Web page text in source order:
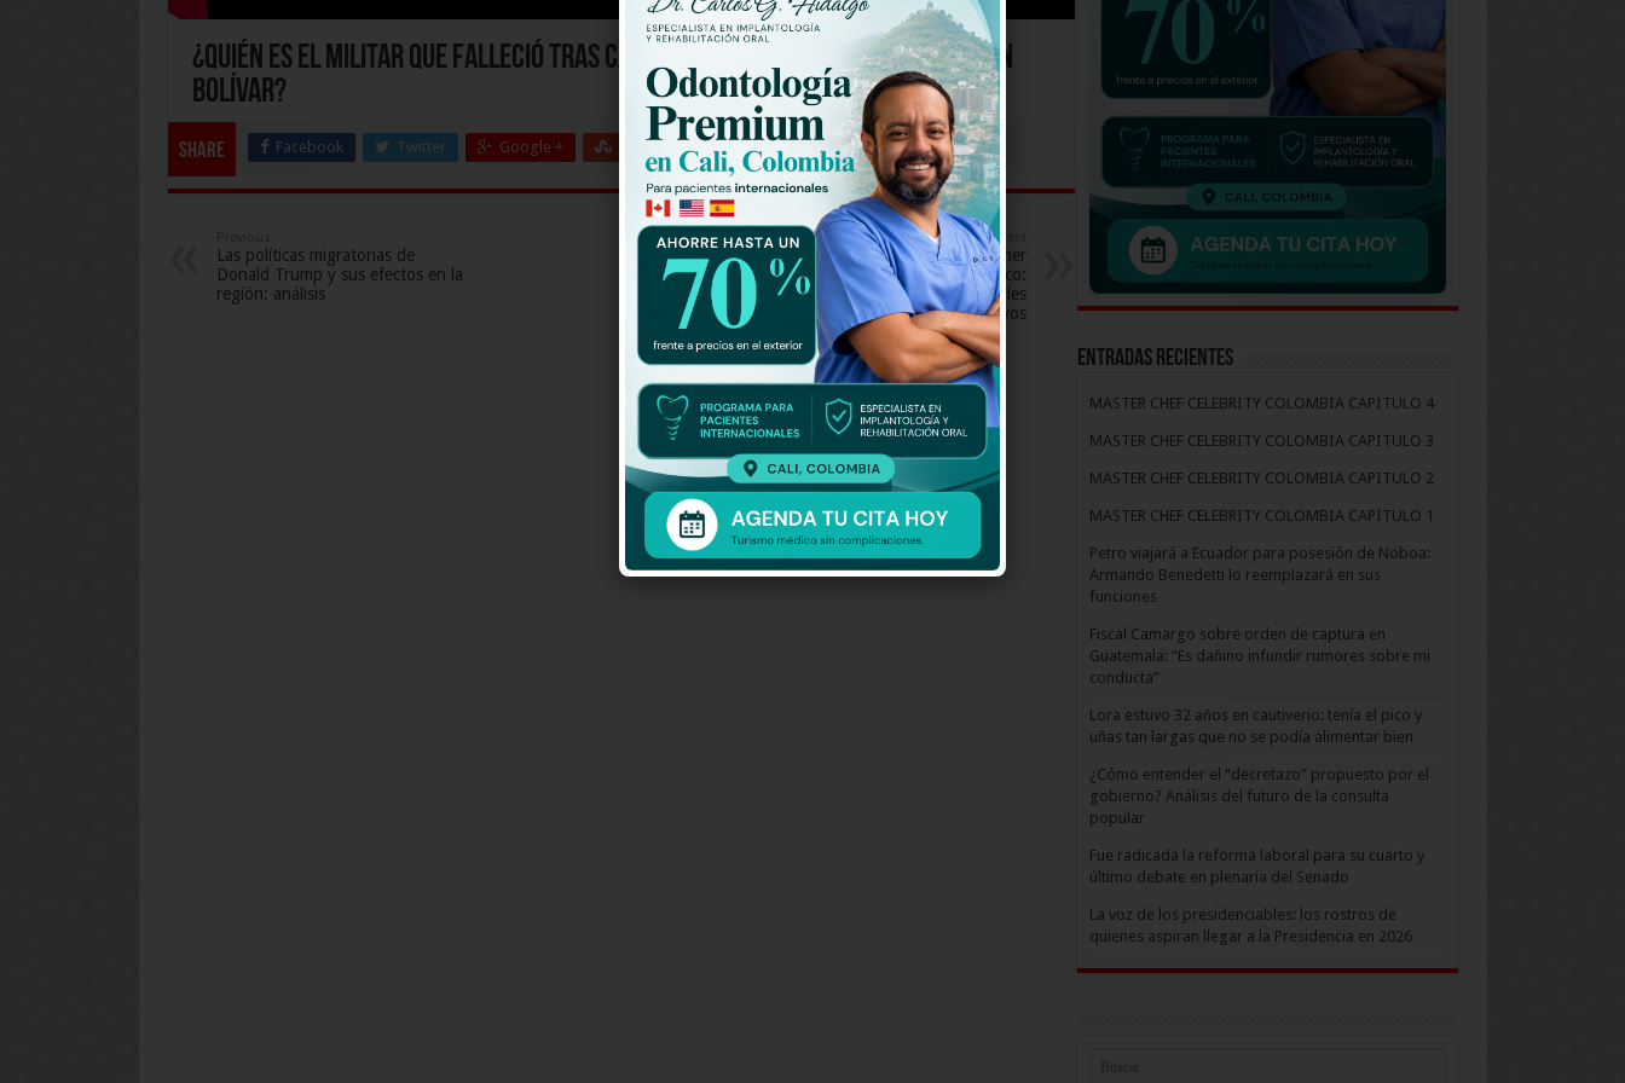
¿Quién es el militar que falleció tras caída de helicóptero de la Armada en
Bolívar?
Share Facebook Twitter Google + Stumbleupon LinkedIn Pinterest
Las políticas migratorias de
Donald Trump y sus efectos en la
región: análisis
Next
Llegó a Buenaventura el primer
barco totalmente ecológico:
funciona con combustibles
alternativos
Entradas recientes
MASTER CHEF CELEBRITY COLOMBIA CAPITULO 4
MASTER CHEF CELEBRITY COLOMBIA CAPITULO 3
MASTER CHEF CELEBRITY COLOMBIA CAPITULO 2
MASTER CHEF CELEBRITY COLOMBIA CAPITULO 1
Petro viajará a Ecuador para posesión de Noboa:
Armando Benedetti lo reemplazará en sus
funciones
Fiscal Camargo sobre orden de captura en
Guatemala: “Es dañino infundir rumores sobre mi
conducta”
Lora estuvo 32 años en cautiverio: tenía el pico y
uñas tan largas que no se podía alimentar bien
¿Cómo entender el “decretazo” propuesto por el
gobierno? Análisis del futuro de la consulta
popular
Fue radicada la reforma laboral para su cuarto y
último debate en plenaria del Senado
La voz de los presidenciables: los rostros de
quienes aspiran llegar a la Presidencia en 2026